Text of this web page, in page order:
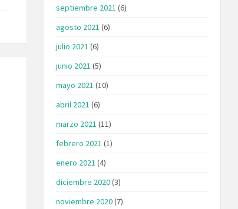
septiembre 2021 (6)
agosto 2021 (6)
julio 2021 (6)
junio 2021 (5)
mayo 2021 (10)
abril 2021 (6)
marzo 2021 (11)
febrero 2021 (1)
enero 2021 (4)
diciembre 2020(3)
noviembre 2020(7)